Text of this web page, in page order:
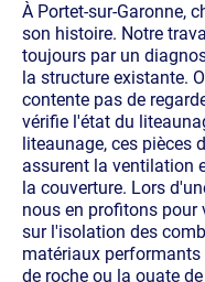
À Portet-sur-Garonne,
son histoire. Notre
toujours par un
la structure existante.
contente pas de
vérifie l'état du
liteaunage, ces pièces
assurent la ventilation
la couverture. Lors
nous en profitons pour
sur l'isolation des
matériaux
de roche ou la ouate